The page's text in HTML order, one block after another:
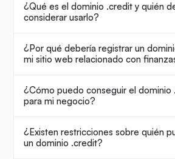
¿Qué es el dominio .credit y quién
considerar usarlo?
¿Por qué debería registrar un
mi sitio web relacionado con
¿Cómo puedo conseguir el dominio
para mi negocio?
¿Existen restricciones sobre quién
un dominio .credit?